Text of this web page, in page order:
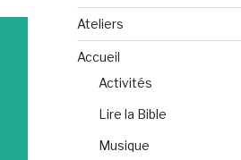
Ateliers
Accueil
Activités
Lire la Bible
Musique